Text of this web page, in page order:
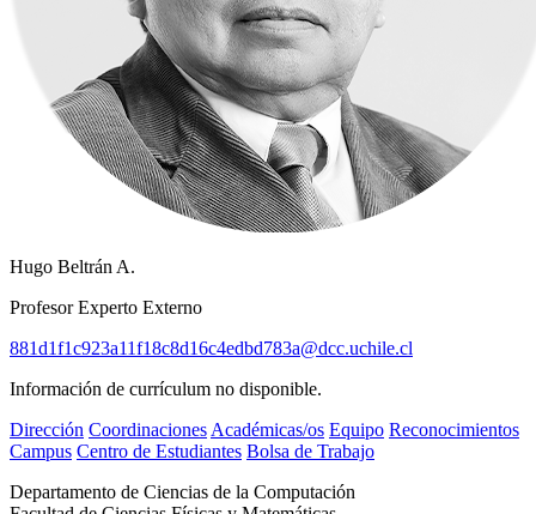
Hugo Beltrán A.
Profesor Experto Externo
881d1f1c923a11f18c8d16c4edbd783a@dcc.uchile.cl
Información de currículum no disponible.
Dirección Coordinaciones Académicas/os Equipo Reconocimientos
Campus Centro de Estudiantes Bolsa de Trabajo
Departamento de Ciencias de la Computación